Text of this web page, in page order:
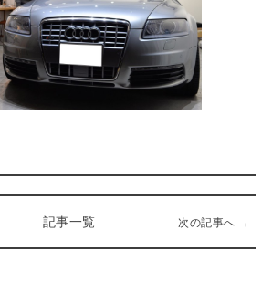
記事一覧 次の記事へ →